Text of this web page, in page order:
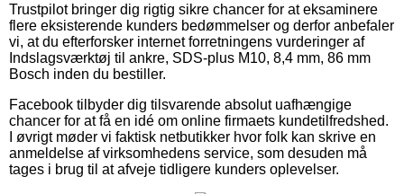
Trustpilot bringer dig rigtig sikre chancer for at eksaminere
flere eksisterende kunders bedømmelser og derfor anbefaler
vi, at du efterforsker internet forretningens vurderinger af
Indslagsværktøj til ankre, SDS-plus M10, 8,4 mm, 86 mm
Bosch inden du bestiller.
Facebook tilbyder dig tilsvarende absolut uafhængige
chancer for at få en idé om online firmaets kundetilfredshed.
I øvrigt møder vi faktisk netbutikker hvor folk kan skrive en
anmeldelse af virksomhedens service, som desuden må
tages i brug til at afveje tidligere kunders oplevelser.